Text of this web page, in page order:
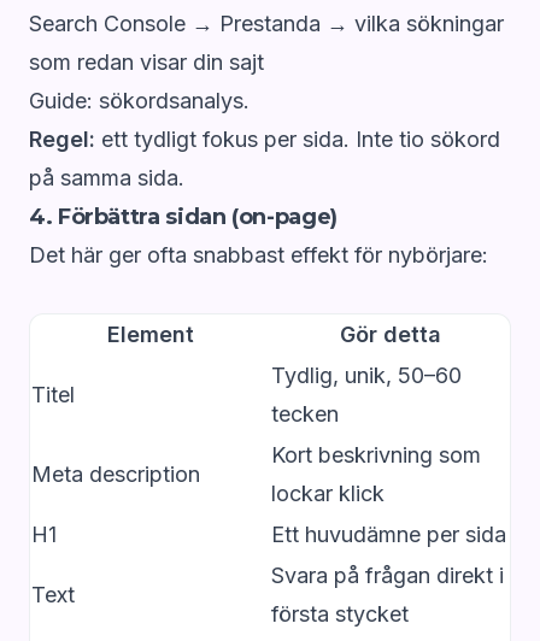
Search Console → Prestanda → vilka sökningar
som redan visar din sajt
Guide: sökordsanalys.
Regel: ett tydligt fokus per sida. Inte tio sökord
på samma sida.
4. Förbättra sidan (on-page)
Det här ger ofta snabbast effekt för nybörjare:
Element Gör detta
Titel
Tydlig, unik, 50–60
tecken
Meta description
Kort beskrivning som
lockar klick
H1
Ett huvudämne per sida
Text
Svara på frågan direkt i
första stycket